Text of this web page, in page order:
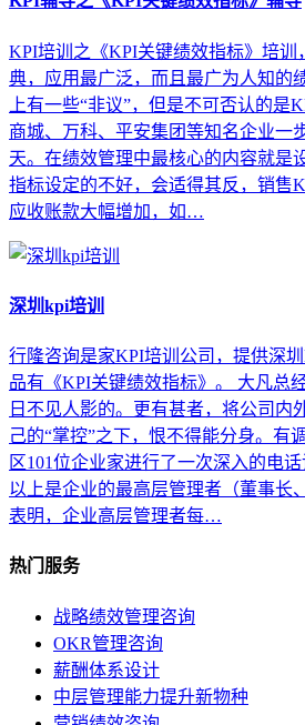
KPI培训之《KPI关键绩效指标》培训
典，应用最广泛，而且最广为人知的
上有一些“非议”，但是不可否认的是
商城、万科、平安集团等知名企业一
天。在绩效管理中最核心的内容就是
指标设定的不好，会适得其反，销售
应收账款大幅增加，如…
深圳kpi培训
行隆咨询是家KPI培训公司，提供深
品有《KPI关键绩效指标》。 大凡总
日不见人影的。更有甚者，将公司内
己的“掌控”之下，恨不得能分身。有
区101位企业家进行了一次深入的电
以上是企业的最高层管理者（董事长
表明，企业高层管理者每…
热门服务
战略绩效管理咨询
OKR管理咨询
薪酬体系设计
中层管理能力提升新物种